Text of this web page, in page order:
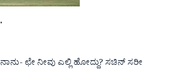
ಛೇ ನೀವು ಎಲ್ಲಿ ಹೋದ್ದು? ಸಚಿನ್ ಸರೀ